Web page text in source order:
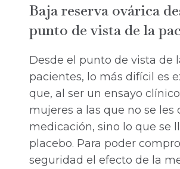
Baja reserva ovárica
punto de vista de la
Desde el punto de vista de
pacientes, lo más difícil es
que, al ser un ensayo
mujeres a las que no se les
medicación, sino lo que se
placebo. Para poder
seguridad el efecto de la